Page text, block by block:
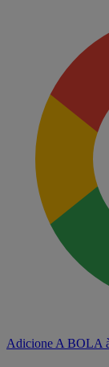
Adicione A BOLA